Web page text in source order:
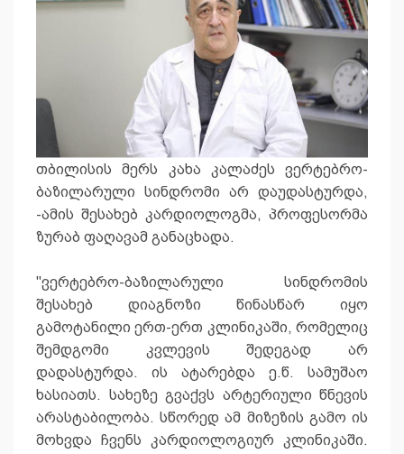
თბილისის მერს კახა კალაძეს ვერტებრო-
ბაზილარული სინდრომი არ დაუდასტურდა,
-ამის შესახებ კარდიოლოგმა, პროფესორმა
ზურაბ ფაღავამ განაცხადა.
"ვერტებრო-ბაზილარული სინდრომის
შესახებ დიაგნოზი წინასწარ იყო
გამოტანილი ერთ-ერთ კლინიკაში, რომელიც
შემდგომი კვლევის შედეგად არ
დადასტურდა. ის ატარებდა ე.წ. სამუშაო
ხასიათს. სახეზე გვაქვს არტერიული წნევის
არასტაბილობა. სწორედ ამ მიზეზის გამო ის
მოხვდა ჩვენს კარდიოლოგიურ კლინიკაში.